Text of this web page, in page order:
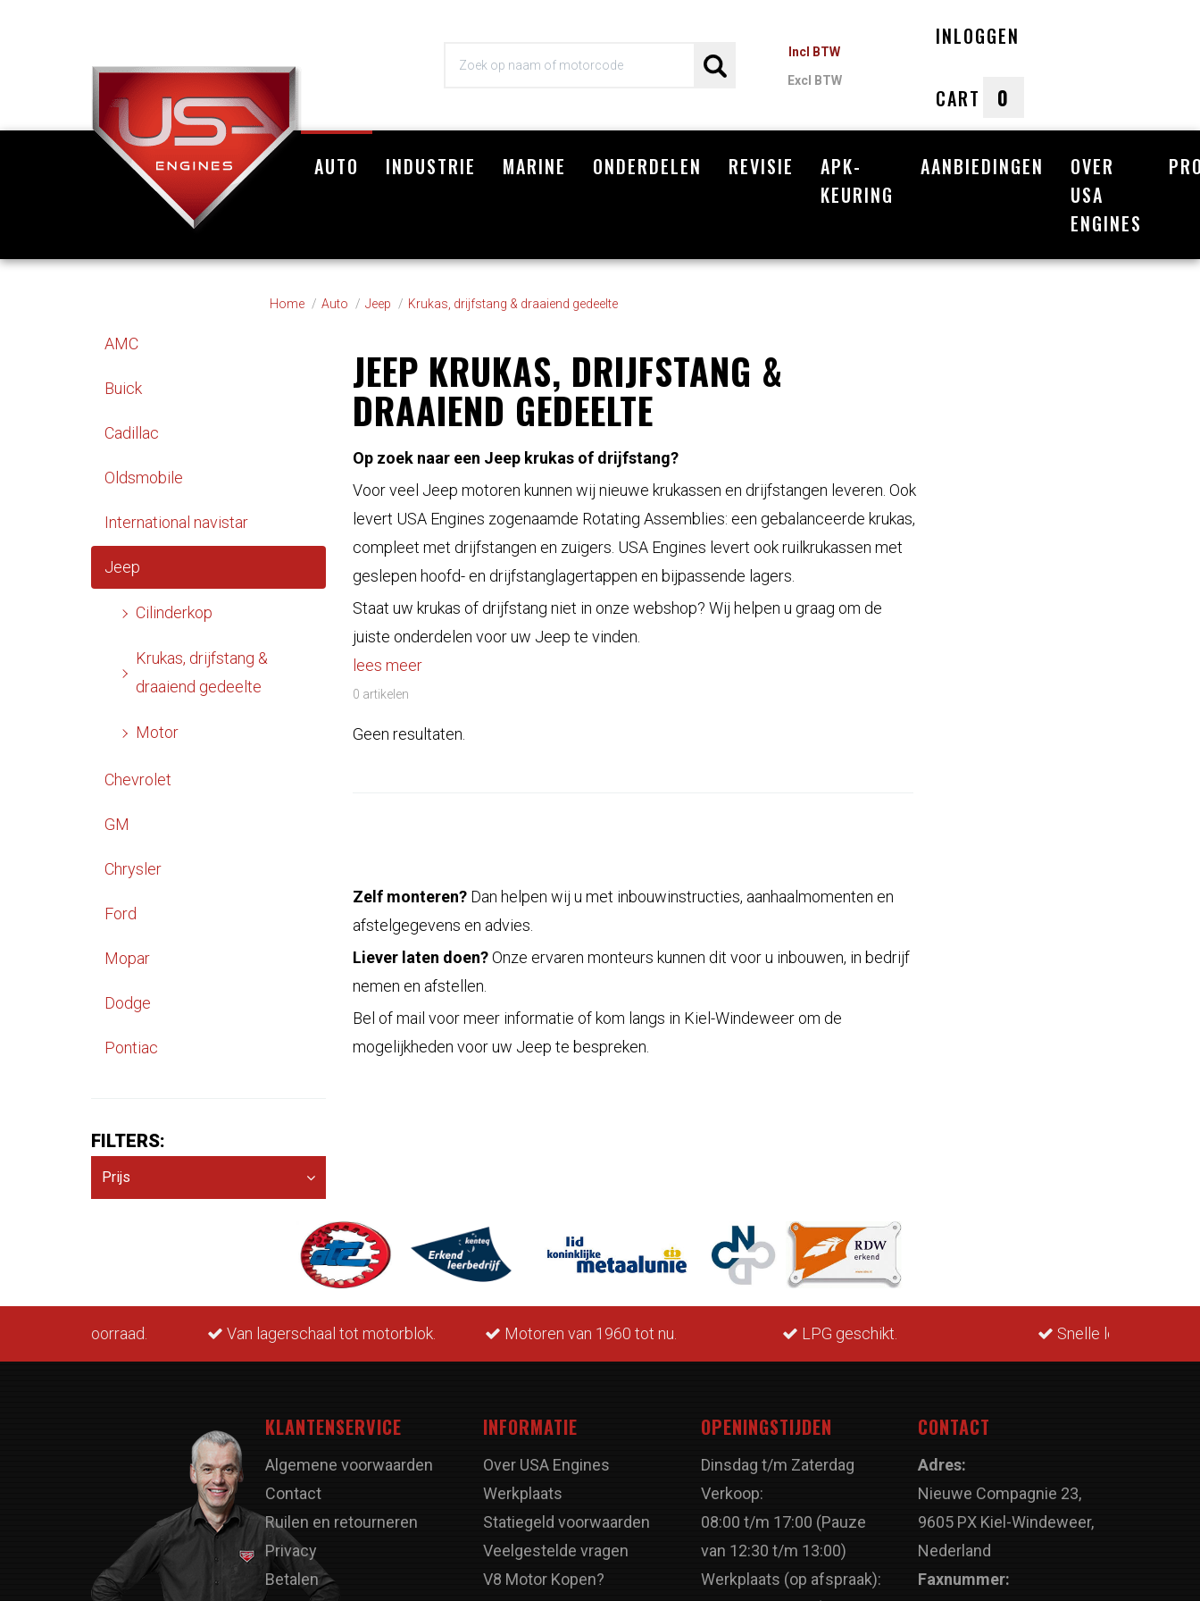
Incl BTW
Excl BTW
INLOGGEN
CART 0
Winkelwagen
AUTO INDUSTRIE MARINE ONDERDELEN REVISIE
APK-
KEURING
AANBIEDINGEN
OVER
USA
ENGINES
Home Auto Jeep Krukas, drijfstang & draaiend gedeelte
AMC
Buick
Cadillac
Oldsmobile
International navistar
Jeep
Cilinderkop
Krukas, drijfstang &
draaiend gedeelte
Motor
Chevrolet
GM
Chrysler
Ford
Mopar
Dodge
Pontiac
FILTERS:
Prijs
JEEP KRUKAS, DRIJFSTANG &
DRAAIEND GEDEELTE
Op zoek naar een Jeep krukas of drijfstang?
Voor veel Jeep motoren kunnen wij nieuwe krukassen en drijfstangen leveren. Ook
levert USA Engines zogenaamde Rotating Assemblies: een gebalanceerde krukas,
compleet met drijfstangen en zuigers. USA Engines levert ook ruilkrukassen met
geslepen hoofd- en drijfstanglagertappen en bijpassende lagers.
Staat uw krukas of drijfstang niet in onze webshop? Wij helpen u graag om de
juiste onderdelen voor uw Jeep te vinden.
lees meer
0 artikelen
Geen resultaten.
Zelf monteren?Dan helpen wij u met inbouwinstructies, aanhaalmomenten en
afstelgegevens en advies.
Liever laten doen?Onze ervaren monteurs kunnen dit voor u inbouwen, in bedrijf
nemen en afstellen.
Bel of mail voor meer informatie of kom langs in Kiel-Windeweer om de
mogelijkheden voor uw Jeep te bespreken.
Van lagerschaal tot motorblok. Motoren van 1960 tot nu. LPG geschikt. Snelle levering
KLANTENSERVICE
Algemene voorwaarden
Contact
Ruilen en retourneren
Privacy
Betalen
INFORMATIE
Over USA Engines
Werkplaats
Statiegeld voorwaarden
Veelgestelde vragen
V8 Motor Kopen?
OPENINGSTIJDEN
Dinsdag t/m Zaterdag
Verkoop:
08:00 t/m 17:00 (Pauze
van 12:30 t/m 13:00)
Werkplaats (op afspraak):
CONTACT
Adres:
Nieuwe Compagnie 23,
9605 PX Kiel-Windeweer,
Nederland
Faxnummer: